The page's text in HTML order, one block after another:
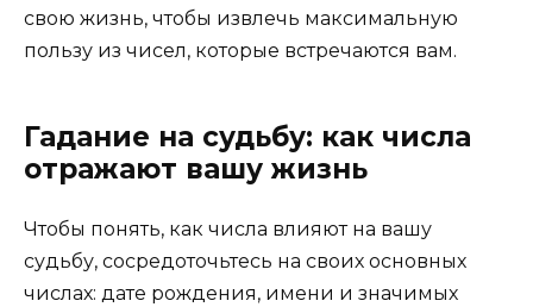
свою жизнь, чтобы извлечь максимальную
пользу из чисел, которые встречаются вам.
Гадание на судьбу: как числа
отражают вашу жизнь
Чтобы понять, как числа влияют на вашу
судьбу, сосредоточьтесь на своих основных
числах: дате рождения, имени и значимых